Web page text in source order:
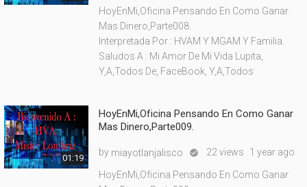
HoyEnMi,Oficina Pensando En Como Ganar
Mas Dinero,Parte008.
Interpretada Por : HVAM Y MGAM Y Familia.
Saludos A : Mi Amor De Mi Vida Lupita,
Y,A,Todos De, FaceBook, Y,A,Todos
01:19
HoyEnMi,Oficina Pensando En Como Ganar
Mas Dinero,Parte009.
by miayotlanjalisco  22 views 1 year ago
HoyEnMi,Oficina Pensando En Como Ganar